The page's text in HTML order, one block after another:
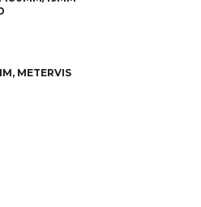
METERVIS